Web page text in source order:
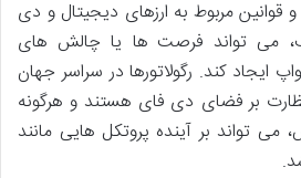
و قوانین مربوط به ارزهای دیجیتال و دی
می تواند فرصت ها یا چالش های
کند. رگولاتورها در سراسر جهان
بر فضای دی فای هستند و هرگونه
می تواند بر آینده پروتکل هایی مانند